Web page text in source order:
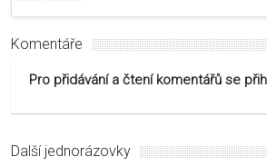
Komentáře
Pro přidávání a čtení komentářů se
Další jednorázovky